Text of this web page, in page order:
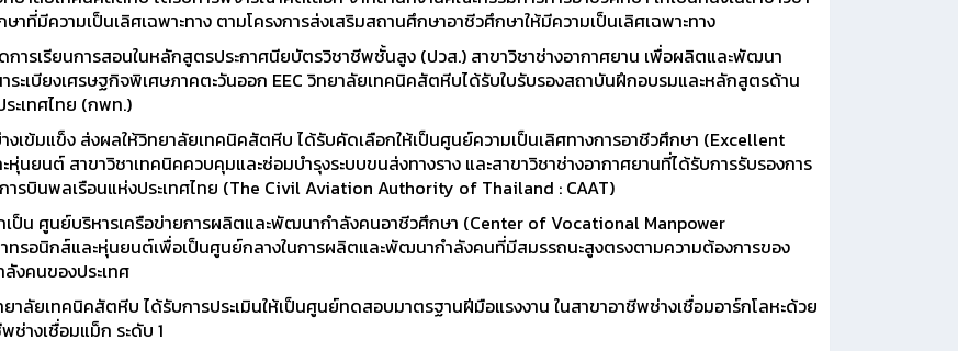
ที่มีความเป็นเลิศเฉพาะทาง ตามโครงการส่งเสริมสถานศึกษาอาชีวศึกษาให้มีความเป็นเลิศเฉพาะทาง
เรียนการสอนในหลักสูตรประกาศนียบัตรวิชาชีพชั้นสูง (ปวส.) สาขาวิชาช่างอากาศยาน เพื่อผลิตและพัฒนา
เบียงเศรษฐกิจพิเศษภาคตะวันออก EEC วิทยาลัยเทคนิคสัตหีบได้รับใบรับรองสถาบันฝึกอบรมและหลักสูตรด้าน
ะเทศไทย (กพท.)
ข้มแข็ง ส่งผลให้วิทยาลัยเทคนิคสัตหีบ ได้รับคัดเลือกให้เป็นศูนย์ความเป็นเลิศทางการอาชีวศึกษา (Excellent
นยนต์ สาขาวิชาเทคนิคควบคุมและซ่อมบำรุงระบบขนส่งทางราง และสาขาวิชาช่างอากาศยานที่ได้รับการรับรองการ
รบินพลเรือนแห่งประเทศไทย (The Civil Aviation Authority of Thailand : CAAT)
ศูนย์บริหารเครือข่ายการผลิตและพัฒนากำลังคนอาชีวศึกษา (Center of Vocational Manpower
ทรอนิกส์และหุ่นยนต์เพื่อเป็นศูนย์กลางในการผลิตและพัฒนากำลังคนที่มีสมรรถนะสูงตรงตามความต้องการของ
งคนของประเทศ
ยเทคนิคสัตหีบ ได้รับการประเมินให้เป็นศูนย์ทดสอบมาตรฐานฝีมือแรงงาน ในสาขาอาชีพช่างเชื่อมอาร์กโลหะด้วย
ช่างเชื่อมแม็ก ระดับ 1